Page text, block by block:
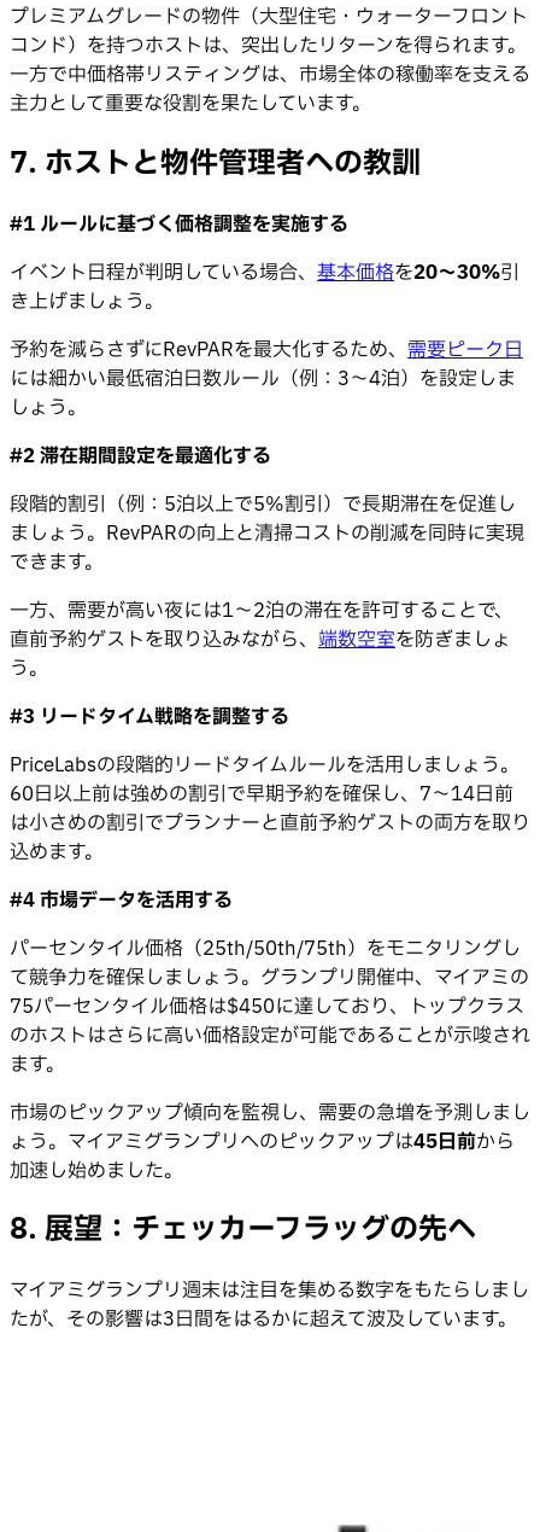
プレミアムグレードの物件（大型住宅・ウォーターフロント
コンド）を持つホストは、突出したリターンを得られます。
一方で中価格帯リスティングは、市場全体の稼働率を支える
主力として重要な役割を果たしています。
7. ホストと物件管理者への教訓
#1 ルールに基づく価格調整を実施する
イベント日程が判明している場合、 基本価格を20〜30%引
き上げましょう。
予約を減らさずにRevPARを最大化するため、 需要ピーク日
には細かい最低宿泊日数ルール（例：3〜4泊）を設定しま
しょう。
#2 滞在期間設定を最適化する
段階的割引（例：5泊以上で5%割引）で長期滞在を促進し
ましょう。RevPARの向上と清掃コストの削減を同時に実現
できます。
一方、需要が高い夜には1〜2泊の滞在を許可することで、
直前予約ゲストを取り込みながら、 端数空室を防ぎましょ
う。
#3 リードタイム戦略を調整する
PriceLabsの段階的リードタイムルールを活用しましょう。
60日以上前は強めの割引で早期予約を確保し、7〜14日前
は小さめの割引でプランナーと直前予約ゲストの両方を取り
込めます。
#4 市場データを活用する
パーセンタイル価格（25th/50th/75th）をモニタリングし
て競争力を確保しましょう。グランプリ開催中、マイアミの
75パーセンタイル価格は$450に達しており、トップクラス
のホストはさらに高い価格設定が可能であることが示唆され
ます。
市場のピックアップ傾向を監視し、需要の急増を予測しまし
ょう。マイアミグランプリへのピックアップは45日前から
加速し始めました。
8. 展望：チェッカーフラッグの先へ
マイアミグランプリ週末は注目を集める数字をもたらしまし
たが、その影響は3日間をはるかに超えて波及しています。